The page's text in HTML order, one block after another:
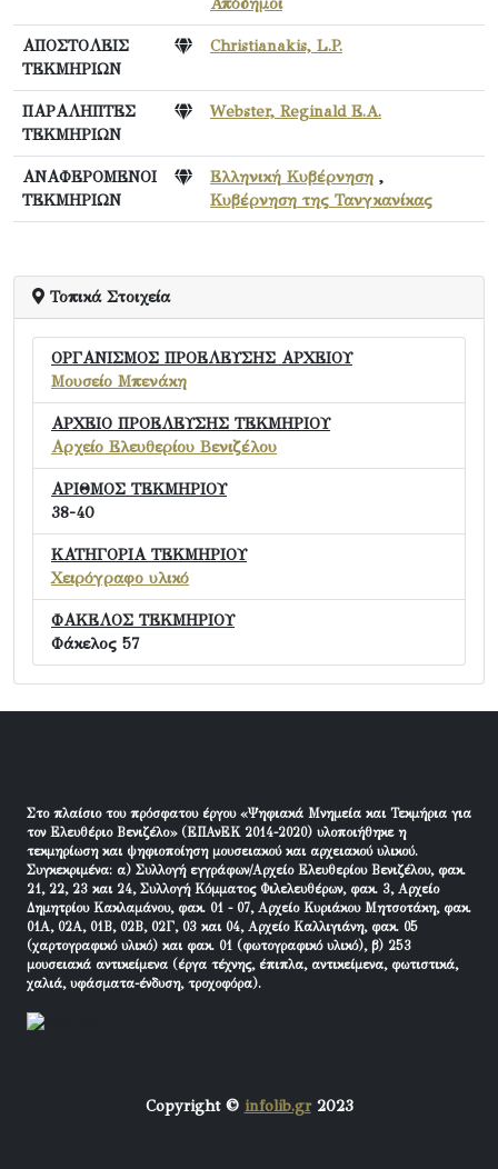
ΑΠΟΣΤΟΛΕΙΣ
ΤΕΚΜΗΡΙΩΝ
Christianakis, L.P.
ΠΑΡΑΛΗΠΤΕΣ
ΤΕΚΜΗΡΙΩΝ
Webster, Reginald E.A.
ΑΝΑΦΕΡΟΜΕΝΟΙ
ΤΕΚΜΗΡΙΩΝ
Ελληνική Κυβέρνηση ,
Κυβέρνηση της Τανγκανίκας
Τοπικά Στοιχεία
ΟΡΓΑΝΙΣΜΟΣ ΠΡΟΕΛΕΥΣΗΣ ΑΡΧΕΙΟΥ
Μουσείο Μπενάκη
ΑΡΧΕΙΟ ΠΡΟΕΛΕΥΣΗΣ ΤΕΚΜΗΡΙΟΥ
Αρχείο Ελευθερίου Βενιζέλου
ΑΡΙΘΜΟΣ ΤΕΚΜΗΡΙΟΥ
38-40
ΚΑΤΗΓΟΡΙΑ ΤΕΚΜΗΡΙΟΥ
Χειρόγραφο υλικό
ΦΑΚΕΛΟΣ ΤΕΚΜΗΡΙΟΥ
Φάκελος 57
Στο πλαίσιο του πρόσφατου έργου «Ψηφιακά Μνημεία και Τεκμήρια για
τον Ελευθέριο Βενιζέλο» (ΕΠΑνΕΚ 2014-2020) υλοποιήθηκε η
τεκμηρίωση και ψηφιοποίηση μουσειακού και αρχειακού υλικού.
Συγκεκριμένα: α) Συλλογή εγγράφων/Αρχείο Ελευθερίου Βενιζέλου, φακ.
21, 22, 23 και 24, Συλλογή Κόμματος Φιλελευθέρων, φακ. 3, Αρχείο
Δημητρίου Κακλαμάνου, φακ. 01 - 07, Αρχείο Κυριάκου Μητσοτάκη, φακ.
01Α, 02Α, 01Β, 02Β, 02Γ, 03 και 04, Αρχείο Καλλιγιάνη, φακ. 05
(χαρτογραφικό υλικό) και φακ. 01 (φωτογραφικό υλικό), β) 253
μουσειακά αντικείμενα (έργα τέχνης, έπιπλα, αντικείμενα, φωτιστικά,
χαλιά, υφάσματα-ένδυση, τροχοφόρα).
Copyright © infolib.gr2023